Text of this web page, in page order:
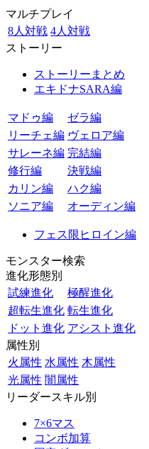
マルチプレイ
8人対戦 4人対戦
ストーリー
ストーリーまとめ
エキドナSARA編
マドゥ編
ゼラ編
リーチェ編 ヴェロア編
サレーネ編 完結編
修行編
決戦編
カリン編
ハク編
ソニア編
オーディン編
フェス限ヒロイン編
モンスター検索
進化形態別
試練進化
極醒進化
超転生進化 転生進化
ドット進化 アシスト進化
属性別
火属性 水属性 木属性
光属性 闇属性
リーダースキル別
7×6マス
コンボ加算